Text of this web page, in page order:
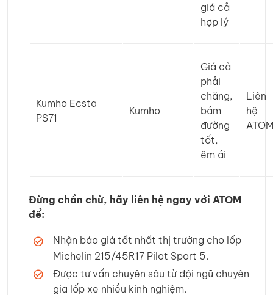
giá cả
hợp lý
Kumho Ecsta
PS71
Kumho
Giá cả
phải
chăng,
bám
đường
tốt,
êm ái
Liên
hệ
Đừng chần chừ, hãy liên hệ ngay với ATOM
để:
Nhận báo giá tốt nhất thị trường cho lốp
Michelin 215/45R17 Pilot Sport 5.
Được tư vấn chuyên sâu từ đội ngũ chuyên
gia lốp xe nhiều kinh nghiệm.